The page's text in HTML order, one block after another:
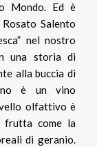
Mondo. Ed è
Salento
nel nostro
una storia di
alla buccia di
è un vino
olfattivo è
frutta come la
di geranio.